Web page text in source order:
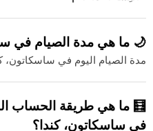
🌙 ما هي مدة الصيام في
مدة الصيام اليوم في ساسكاتون،
🧮 ما هي طريقة الحساب
في ساسكاتون، كندا؟